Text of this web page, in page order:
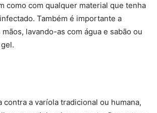
como com qualquer material que tenha
Também é importante a
lavando-as com água e sabão ou
contra a varíola tradicional ou humana,